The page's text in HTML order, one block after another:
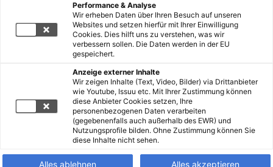
Performance & Analyse
Wir erheben Daten über Ihren Besuch auf unseren
Websites und setzen hierfür mit Ihrer Einwilligung
Cookies. Dies hilft uns zu verstehen, was wir
verbessern sollen. Die Daten werden in der EU
gespeichert.
Anzeige externer Inhalte
Wir zeigen Inhalte (Text, Video, Bilder) via Drittanbieter
wie Youtube, Issuu etc. Mit Ihrer Zustimmung können
diese Anbieter Cookies setzen, Ihre
personenbezogenen Daten verarbeiten
(gegebenenfalls auch außerhalb des EWR) und
Nutzungsprofile bilden. Ohne Zustimmung können Sie
diese Inhalte nicht sehen.
Alles ablehnen Alles akzeptieren